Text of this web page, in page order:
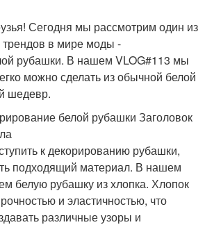
Сегодня мы рассмотрим один из
в мире моды -
рубашки. В нашем VLOG#113 мы
можно сделать из обычной белой
шедевр.
белой рубашки Заголовок
к декорированию рубашки,
подходящий материал. В нашем
белую рубашку из хлопка. Хлопок
и эластичностью, что
различные узоры и